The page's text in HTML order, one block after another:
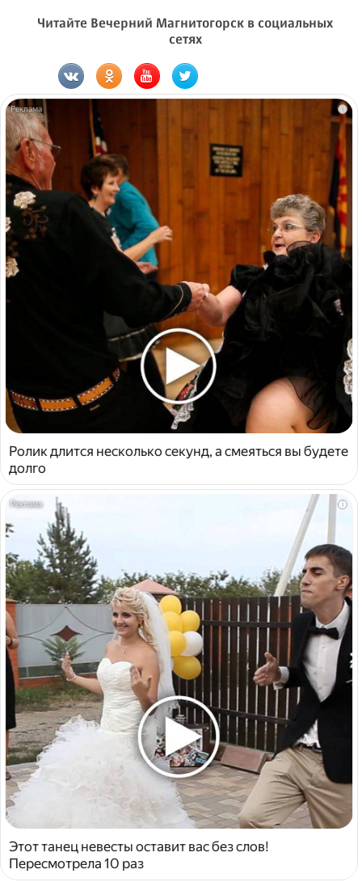
Читайте Вечерний Магнитогорск в социальных
сетях
i
Ролик длится несколько секунд, а смеяться вы будете
долго
i
Этот танец невесты оставит вас без слов!
Пересмотрела 10 раз